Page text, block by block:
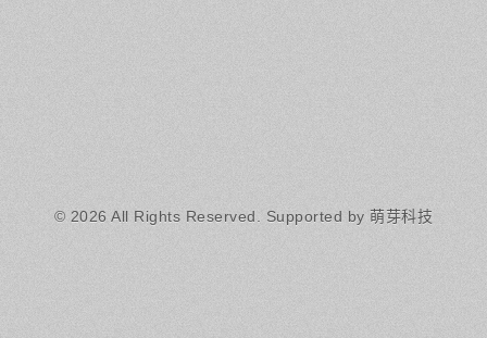
© 2026 All Rights Reserved. Supported by 萌芽科技